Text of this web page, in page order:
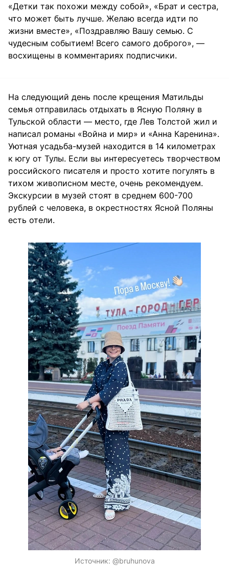
«Детки так похожи между собой», «Брат и сестра,
что может быть лучше. Желаю всегда идти по
жизни вместе», «Поздравляю Вашу семью. С
чудесным событием! Всего самого доброго», —
восхищены в комментариях подписчики.
На следующий день после крещения Матильды
семья отправилась отдыхать в Ясную Поляну в
Тульской области — место, где Лев Толстой жил и
написал романы «Война и мир» и «Анна Каренина».
Уютная усадьба-музей находится в 14 километрах
к югу от Тулы. Если вы интересуетесь творчеством
российского писателя и просто хотите погулять в
тихом живописном месте, очень рекомендуем.
Экскурсии в музей стоят в среднем 600-700
рублей с человека, в окрестностях Ясной Поляны
есть отели.
Источник: @bruhunova